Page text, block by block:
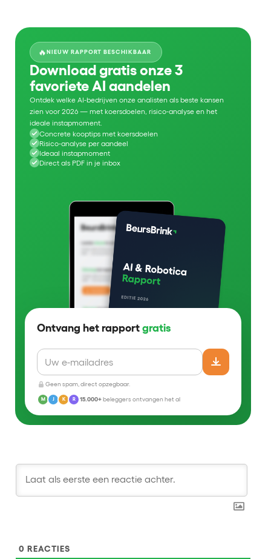
🔥NIEUW RAPPORT BESCHIKBAAR
Download gratis onze 3
favoriete AI aandelen
Ontdek welke AI-bedrijven onze analisten als beste kansen
zien voor 2026 — met koersdoelen, risico-analyse en het
ideale instapmoment.
Concrete kooptips met koersdoelen
Risico-analyse per aandeel
Ideaal instapmoment
Direct als PDF in je inbox
Ontvang het rapport gratis
Geen spam, direct opzegbaar.
M J K R 15.000+beleggers ontvangen het al
0 REACTIES